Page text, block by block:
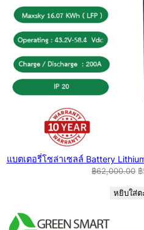
แบตเตอรี่โซล่าเซลล์ Battery
฿62,000.00 ฿
หยิบใส่ต